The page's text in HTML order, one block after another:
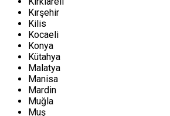
Kırşehir
Kilis
Kocaeli
Konya
Kütahya
Malatya
Manisa
Mardin
Muğla
Muş